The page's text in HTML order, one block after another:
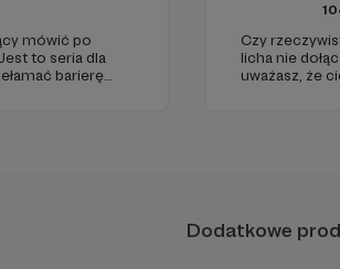
mówić po
to seria dla
barierę
Czy
licha nie
uważasz, że
Dodatkowe